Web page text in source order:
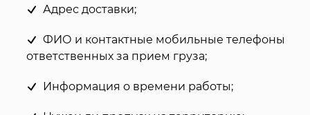
Адрес доставки;
ФИО и контактные мобильные телефоны
ответственных за прием груза;
Информация о времени работы;